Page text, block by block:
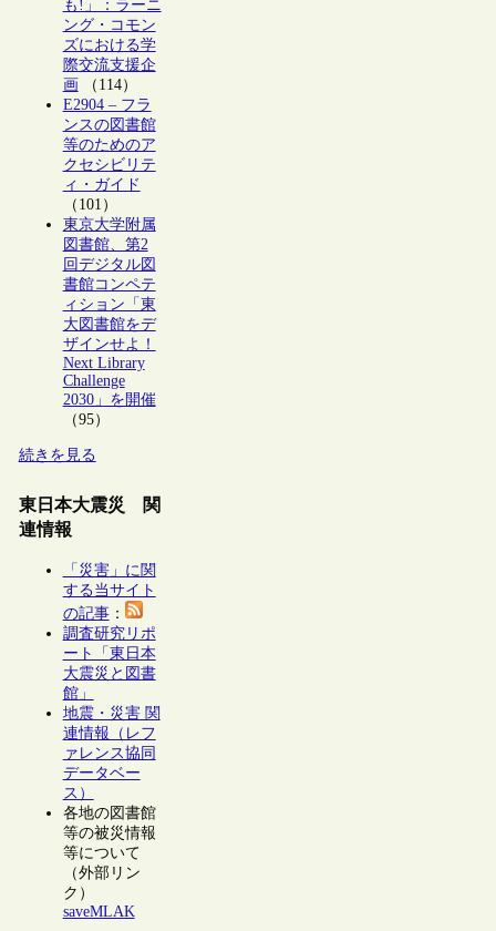
も!」：ラーニ
ング・コモン
ズにおける学
際交流支援企
画 （114）
E2904 – フラ
ンスの図書館
等のためのア
クセシビリテ
ィ・ガイド
（101）
東京大学附属
図書館、第2
回デジタル図
書館コンペテ
ィション「東
大図書館をデ
ザインせよ！
Next Library
Challenge
2030」を開催
（95）
続きを見る
東日本大震災 関
連情報
「災害」に関
する当サイト
の記事：
調査研究リポ
ート「東日本
大震災と図書
館」
地震・災害 関
連情報（レフ
ァレンス協同
データベー
ス）
各地の図書館
等の被災情報
等について
（外部リン
ク）
saveMLAK